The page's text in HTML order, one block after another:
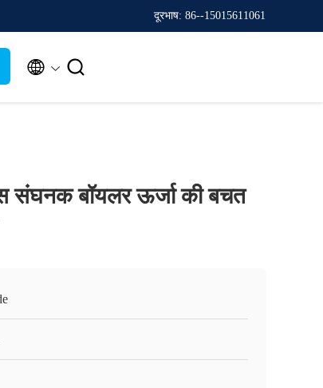
दूरभाष: 86--15015611061
 
संघनक बॉयलर ऊर्जा की बचत